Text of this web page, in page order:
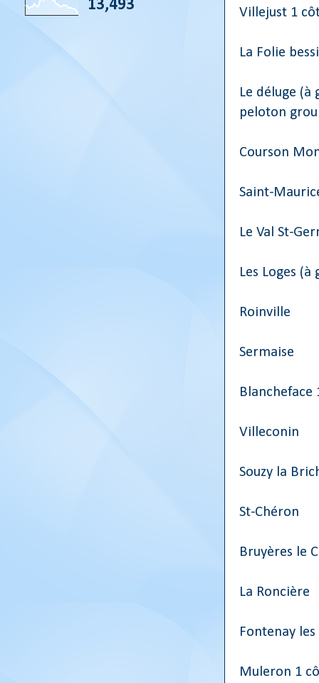
Villejust 1
La Folie
Le déluge
peloton
Courson
Saint-
Le Val St-
Les Loges
Roinville
Sermaise
Villeconin
Souzy la
St-Chéron
Bruyères le
La Roncière
Fontenay
Muleron 1
13,493